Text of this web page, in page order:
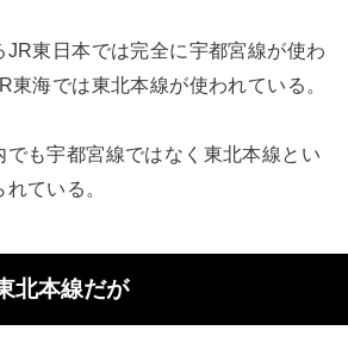
JR東日本では完全に宇都宮線が使わ
東海では東北本線が使われている。
も宇都宮線ではなく東北本線とい
ている。
北本線だが